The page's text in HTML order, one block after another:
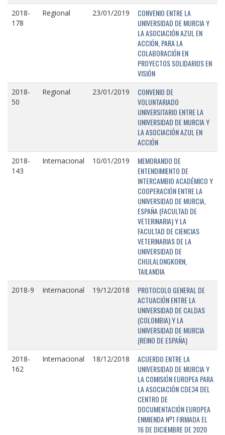
2018-
178
Regional 23/01/2019
CONVENIO ENTRE LA
UNIVERSIDAD DE MURCIA Y
LA ASOCIACIÓN AZUL EN
ACCIÓN, PARA LA
COLABORACIÓN EN
PROYECTOS SOLIDARIOS EN
VISIÓN
2018-
50
Regional 23/01/2019
CONVENIO DE
VOLUNTARIADO
UNIVERSITARIO ENTRE LA
UNIVERSIDAD DE MURCIA Y
LA ASOCIACIÓN AZUL EN
ACCIÓN
2018-
143
Internacional 10/01/2019
MEMORANDO DE
ENTENDIMIENTO DE
INTERCAMBIO ACADÉMICO Y
COOPERACIÓN ENTRE LA
UNIVERSIDAD DE MURCIA,
ESPAÑA (FACULTAD DE
VETERINARIA) Y LA
FACULTAD DE CIENCIAS
VETERINARIAS DE LA
UNIVERSIDAD DE
CHULALONGKORN,
TAILANDIA
2018-9 Internacional 19/12/2018
PROTOCOLO GENERAL DE
ACTUACIÓN ENTRE LA
UNIVERSIDAD DE CALDAS
(COLOMBIA) Y LA
UNIVERSIDAD DE MURCIA
(REINO DE ESPAÑA)
2018-
162
Internacional 18/12/2018
ACUERDO ENTRE LA
UNIVERSIDAD DE MURCIA Y
LA COMISIÓN EUROPEA PARA
LA ASOCIACIÓN CDE34 DEL
CENTRO DE
DOCUMENTACIÓN EUROPEA
ENMIENDA Nº1 FIRMADA EL
16 DE DICIEMBRE DE 2020